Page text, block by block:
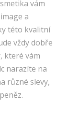
vám
a
této kvalitní
vždy dobře
které vám
narazíte na
různé slevy,